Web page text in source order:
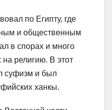
по Египту, где
и общественным
в спорах и много
на религию. В этот
суфизм и был
ханкы.